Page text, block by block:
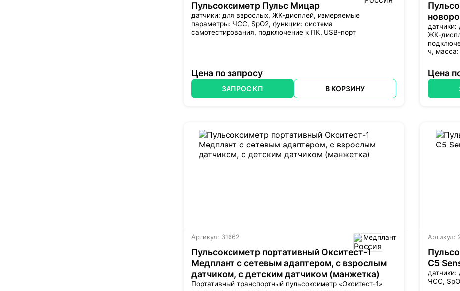
Пульсоксиметр Пульс Мицар
датчики: для взрослых, ЖК-дисплей, измеряемые
параметры: ЧСС, SpO2, функции: система
самотестирования, подключение к ПК, USB-порт
Цена по запросу
ЗАПРОС КП В КОРЗИНУ
ЖК-
ч, масса:
Цена
Артикул: 31662 Медплант
Пульсоксиметр портативный Окситест-1
Медплант с сетевым адаптером, с взрослым
датчиком, с детским датчиком (манжетка)
Портативный транспортный пульсоксиметр «Окситест-1»
Артикул:
С5
ЧСС,